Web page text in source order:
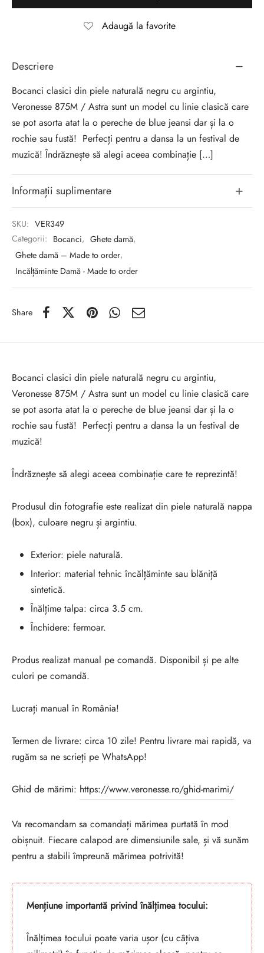
Adaugă la favorite
Descriere
Bocanci clasici din piele naturală negru cu argintiu,
Veronesse 875M / Astra sunt un model cu linie clasică care
se pot asorta atat la o pereche de blue jeansi dar și la o
rochie sau fustă! Perfecți pentru a dansa la un festival de
muzică! Îndrăznește să alegi aceea combinație […]
Informații suplimentare
SKU: VER349
Categorii: Bocanci, Ghete damă,
Ghete damă – Made to order,
Incălțăminte Damă - Made to order
Share
Bocanci clasici din piele naturală negru cu argintiu,
Veronesse 875M / Astra sunt un model cu linie clasică care
se pot asorta atat la o pereche de blue jeansi dar și la o
rochie sau fustă! Perfecți pentru a dansa la un festival de
muzică!
Îndrăznește să alegi aceea combinație care te reprezintă!
Produsul din fotografie este realizat din piele naturală nappa
(box), culoare negru și argintiu.
Exterior: piele naturală.
Interior: material tehnic încălțăminte sau blăniță
sintetică.
Înălțime talpa: circa 3.5 cm.
Închidere: fermoar.
Produs realizat manual pe comandă. Disponibil și pe alte
culori pe comandă.
Lucrați manual în România!
Termen de livrare: circa 10 zile! Pentru livrare mai rapidă, va
rugăm sa ne scrieți pe WhatsApp!
Ghid de mărimi: https://www.veronesse.ro/ghid-marimi/
Va recomandam sa comandați mărimea purtată în mod
obișnuit. Fiecare calapod are dimensiunile sale, și vă sunăm
pentru a stabili împreună mărimea potrivită!
Mențiune importantă privind înălțimea tocului:
Înălțimea tocului poate varia ușor (cu câțiva